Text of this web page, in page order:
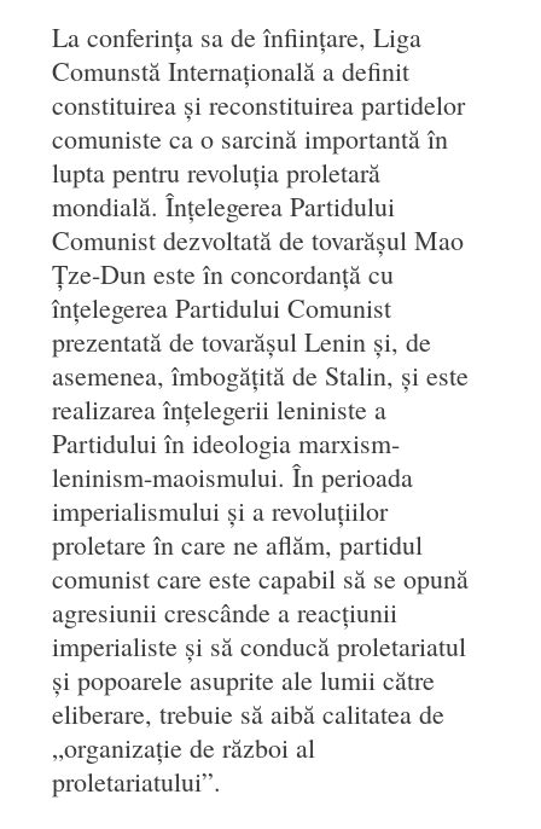
La conferința sa de înființare, Liga
Comunstă Internațională a definit
constituirea și reconstituirea partidelor
comuniste ca o sarcină importantă în
lupta pentru revoluția proletară
mondială. Înțelegerea Partidului
Comunist dezvoltată de tovarășul Mao
Țze-Dun este în concordanță cu
înțelegerea Partidului Comunist
prezentată de tovarășul Lenin și, de
asemenea, îmbogățită de Stalin, și este
realizarea înțelegerii leniniste a
Partidului în ideologia marxism-
leninism-maoismului. În perioada
imperialismului și a revoluțiilor
proletare în care ne aflăm, partidul
comunist care este capabil să se opună
agresiunii crescânde a reacțiunii
imperialiste și să conducă proletariatul
și popoarele asuprite ale lumii către
eliberare, trebuie să aibă calitatea de
„organizație de război al
proletariatului”.